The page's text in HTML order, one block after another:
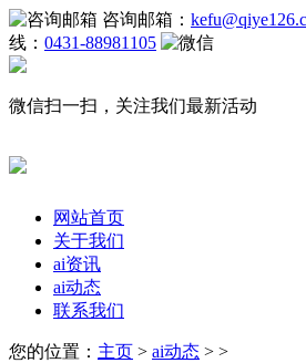
咨询邮箱：
线： 0431-88981105
微信扫一扫，关注我们最新活动
网站首页
关于我们
ai资讯
ai动态
联系我们
您的位置： 主页 > ai动态 > >